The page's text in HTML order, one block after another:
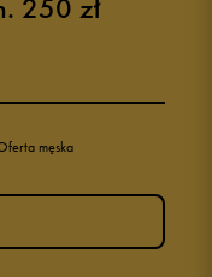
250 zł
męska